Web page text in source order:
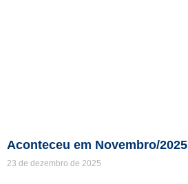
Aconteceu em Novembro/2025
23 de dezembro de 2025